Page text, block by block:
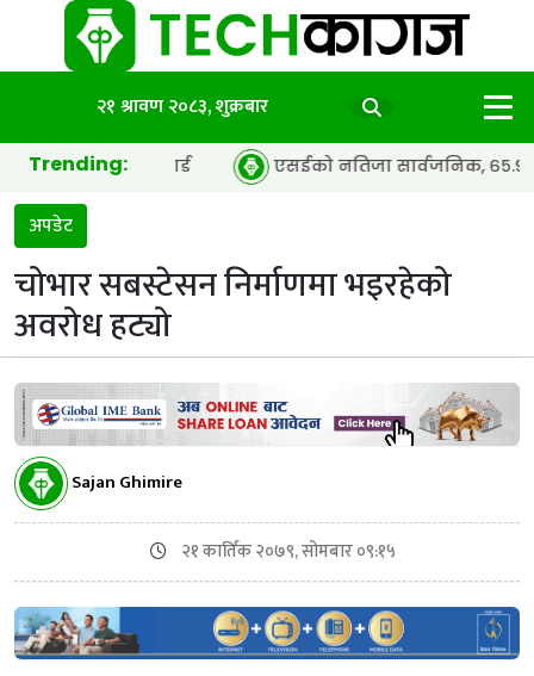
२१ श्रावण २०८३, शुक्रबार
Trending:
अवार्ड एसईको नतिजा सार्वजनिक, ६५.९८ प्रतिशत
अपडेट
चोभार सबस्टेसन निर्माणमा भइरहेको
अवरोध हट्यो
Sajan Ghimire
२१ कार्तिक २०७९, सोमबार ०९:१५